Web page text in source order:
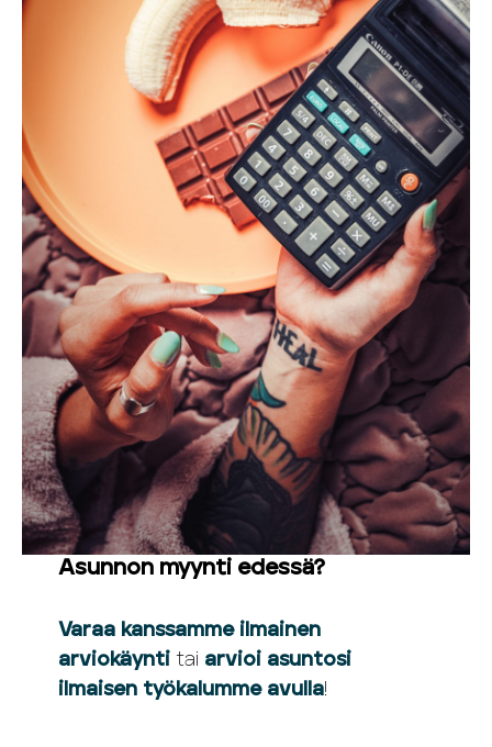
Asunnon myynti edessä?
Varaa kanssamme ilmainen
arviokäynti tai arvioi asuntosi
ilmaisen työkalumme avulla!